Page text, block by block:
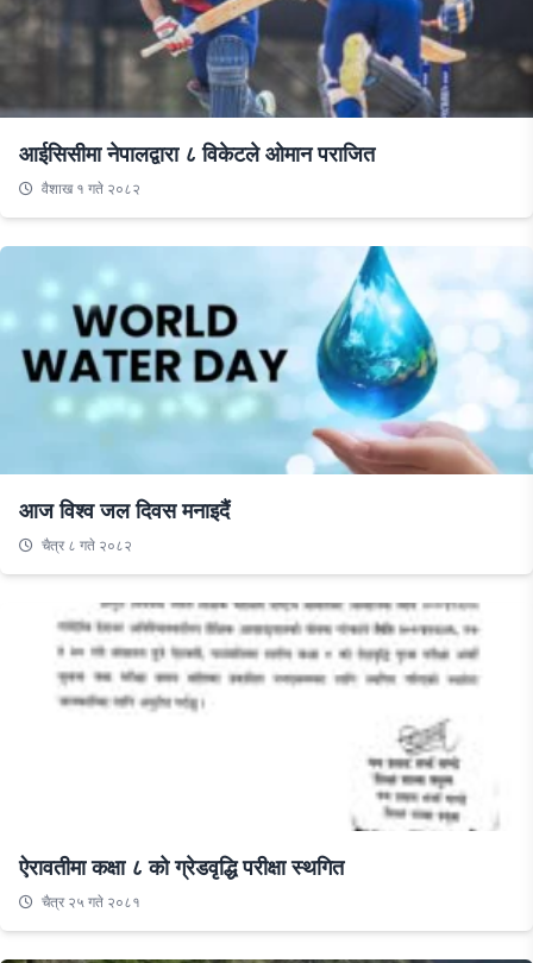
आईसिसीमा नेपालद्वारा ८ विकेटले ओमान पराजित
वैशाख १ गते २०८२
आज विश्व जल दिवस मनाइदैं
चैत्र ८ गते २०८२
ऐरावतीमा कक्षा ८ को ग्रेडवृद्धि परीक्षा स्थगित
चैत्र २५ गते २०८१